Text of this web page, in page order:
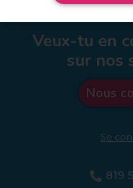
Veux-tu en
sur nos
Nous
Se
819